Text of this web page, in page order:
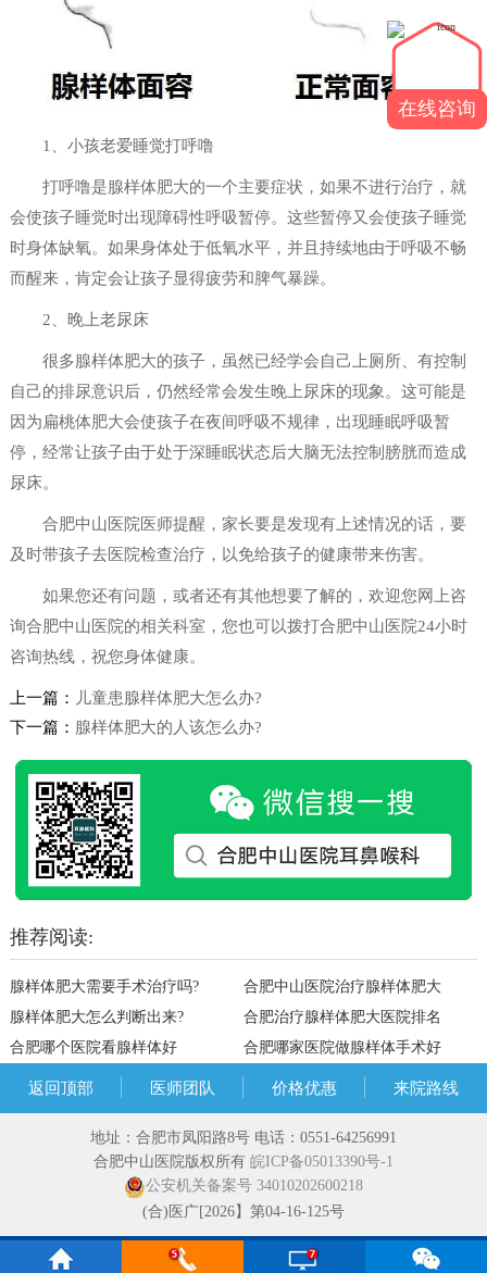
1、小孩老爱睡觉打呼噜
打呼噜是腺样体肥大的一个主要症状，如果不进行治疗，就
会使孩子睡觉时出现障碍性呼吸暂停。这些暂停又会使孩子睡觉
时身体缺氧。如果身体处于低氧水平，并且持续地由于呼吸不畅
而醒来，肯定会让孩子显得疲劳和脾气暴躁。
2、晚上老尿床
很多腺样体肥大的孩子，虽然已经学会自己上厕所、有控制
自己的排尿意识后，仍然经常会发生晚上尿床的现象。这可能是
因为扁桃体肥大会使孩子在夜间呼吸不规律，出现睡眠呼吸暂
停，经常让孩子由于处于深睡眠状态后大脑无法控制膀胱而造成
尿床。
合肥中山医院医师提醒，家长要是发现有上述情况的话，要
及时带孩子去医院检查治疗，以免给孩子的健康带来伤害。
如果您还有问题，或者还有其他想要了解的，欢迎您网上咨
询合肥中山医院的相关科室，您也可以拨打合肥中山医院24小时
咨询热线，祝您身体健康。
上一篇： 儿童患腺样体肥大怎么办?
下一篇： 腺样体肥大的人该怎么办?
推荐阅读:
腺样体肥大需要手术治疗吗?
合肥中山医院治疗腺样体肥大
腺样体肥大怎么判断出来?
合肥治疗腺样体肥大医院排名
合肥哪个医院看腺样体好
合肥哪家医院做腺样体手术好
返回顶部 医师团队 价格优惠 来院路线
地址：合肥市凤阳路8号 电话：0551-64256991
合肥中山医院版权所有 皖ICP备05013390号-1
公安机关备案号 34010202600218
(合)医广[2026】第04-16-125号
在线咨询